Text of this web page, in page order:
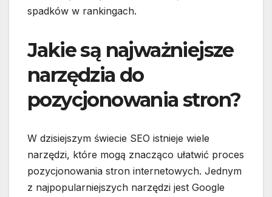
spadków w rankingach.
Jakie są najważniejsze
narzędzia do
pozycjonowania stron?
W dzisiejszym świecie SEO istnieje wiele
narzędzi, które mogą znacząco ułatwić proces
pozycjonowania stron internetowych. Jednym
z najpopularniejszych narzędzi jest Google